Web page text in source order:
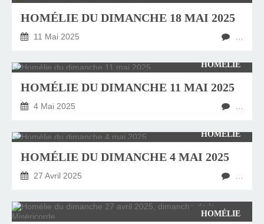
HOMÉLIE DU DIMANCHE 18 MAI 2025
11 Mai 2025
HOMÉLIE
HOMÉLIE DU DIMANCHE 11 MAI 2025
4 Mai 2025
HOMÉLIE
HOMÉLIE DU DIMANCHE 4 MAI 2025
27 Avril 2025
HOMÉLIE